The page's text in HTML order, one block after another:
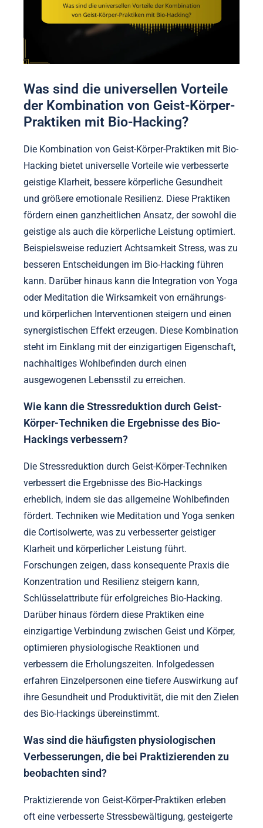
Was sind die universellen Vorteile
der Kombination von Geist-Körper-
Praktiken mit Bio-Hacking?
Die Kombination von Geist-Körper-Praktiken mit Bio-
Hacking bietet universelle Vorteile wie verbesserte
geistige Klarheit, bessere körperliche Gesundheit
und größere emotionale Resilienz. Diese Praktiken
fördern einen ganzheitlichen Ansatz, der sowohl die
geistige als auch die körperliche Leistung optimiert.
Beispielsweise reduziert Achtsamkeit Stress, was zu
besseren Entscheidungen im Bio-Hacking führen
kann. Darüber hinaus kann die Integration von Yoga
oder Meditation die Wirksamkeit von ernährungs-
und körperlichen Interventionen steigern und einen
synergistischen Effekt erzeugen. Diese Kombination
steht im Einklang mit der einzigartigen Eigenschaft,
nachhaltiges Wohlbefinden durch einen
ausgewogenen Lebensstil zu erreichen.
Wie kann die Stressreduktion durch Geist-
Körper-Techniken die Ergebnisse des Bio-
Hackings verbessern?
Die Stressreduktion durch Geist-Körper-Techniken
verbessert die Ergebnisse des Bio-Hackings
erheblich, indem sie das allgemeine Wohlbefinden
fördert. Techniken wie Meditation und Yoga senken
die Cortisolwerte, was zu verbesserter geistiger
Klarheit und körperlicher Leistung führt.
Forschungen zeigen, dass konsequente Praxis die
Konzentration und Resilienz steigern kann,
Schlüsselattribute für erfolgreiches Bio-Hacking.
Darüber hinaus fördern diese Praktiken eine
einzigartige Verbindung zwischen Geist und Körper,
optimieren physiologische Reaktionen und
verbessern die Erholungszeiten. Infolgedessen
erfahren Einzelpersonen eine tiefere Auswirkung auf
ihre Gesundheit und Produktivität, die mit den Zielen
des Bio-Hackings übereinstimmt.
Was sind die häufigsten physiologischen
Verbesserungen, die bei Praktizierenden zu
beobachten sind?
Praktizierende von Geist-Körper-Praktiken erleben
oft eine verbesserte Stressbewältigung, gesteigerte